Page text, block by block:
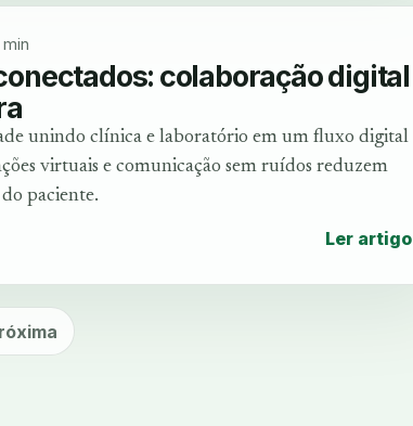
colaboração digital
unindo clínica e laboratório em um fluxo digital
virtuais e comunicação sem ruídos reduzem
paciente.
Ler artigo